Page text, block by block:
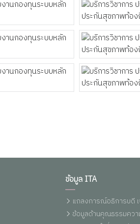
ข้อมูล ITA
แถลงการณ์อธิการบดี
ข้อมูลด้านคุณธรรมควา